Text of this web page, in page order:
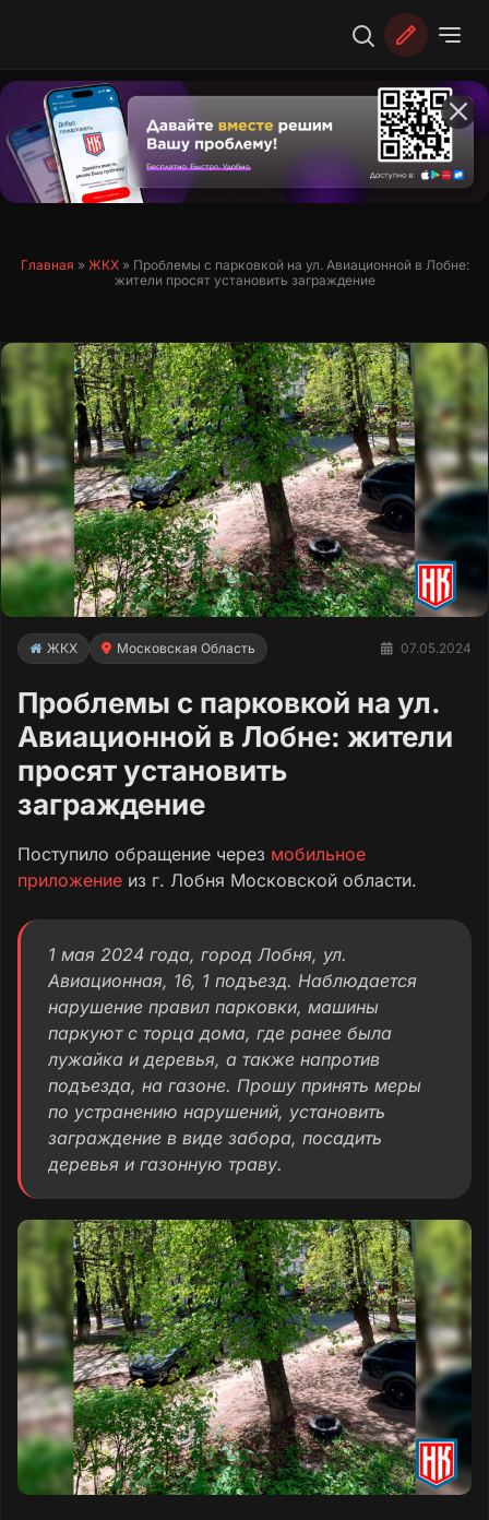
Главная » ЖКХ» Проблемы с парковкой на ул. Авиационной в Лобне:
жители просят установить заграждение
ЖКХ Московская Область 07.05.2024
Проблемы с парковкой на ул.
Авиационной в Лобне: жители
просят установить
заграждение
Поступило обращение через мобильное
приложение из г. Лобня Московской области.
1 мая 2024 года, город Лобня, ул.
Авиационная, 16, 1 подъезд. Наблюдается
нарушение правил парковки, машины
паркуют с торца дома, где ранее была
лужайка и деревья, а также напротив
подъезда, на газоне. Прошу принять меры
по устранению нарушений, установить
заграждение в виде забора, посадить
деревья и газонную траву.